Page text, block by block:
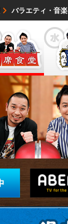
バラエティ・音楽
映画・試写会